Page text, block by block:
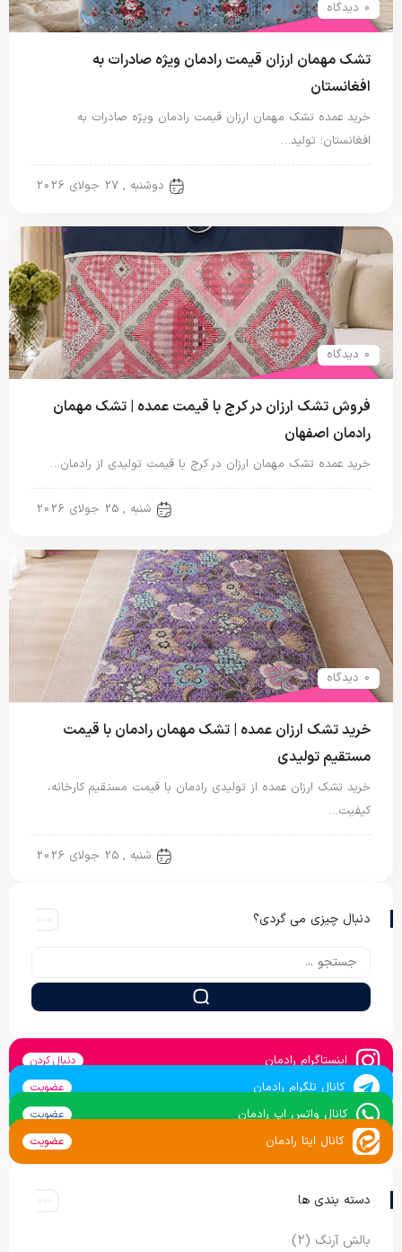
0 دیدگاه
تشک مهمان ارزان قیمت رادمان ویژه صادرات به
افغانستان
خرید عمده تشک مهمان ارزان قیمت رادمان ویژه صادرات به
افغانستان؛ تولید…
دوشنبه , 27 جولای 2026
0 دیدگاه
فروش تشک ارزان در کرج با قیمت عمده | تشک مهمان
رادمان اصفهان
خرید عمده تشک مهمان ارزان در کرج با قیمت تولیدی از رادمان…
شنبه , 25 جولای 2026
0 دیدگاه
خرید تشک ارزان عمده | تشک مهمان رادمان با قیمت
مستقیم تولیدی
خرید تشک ارزان عمده از تولیدی رادمان با قیمت مستقیم کارخانه،
کیفیت…
شنبه , 25 جولای 2026
دنبال چیزی می گردی؟
اینستاگرام رادمان دنبال کردن
کانال تلگرام رادمان عضویت
کانال واتس اپ رادمان عضویت
کانال ایتا رادمان عضویت
دسته بندی ها
بالش آرنگ (2)